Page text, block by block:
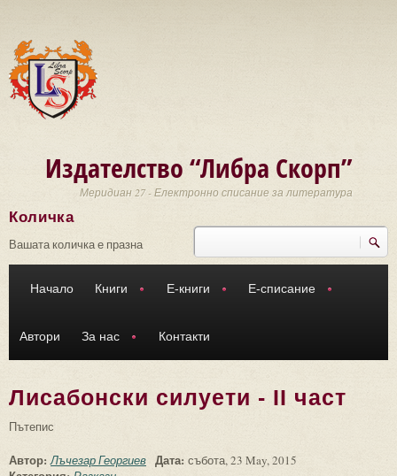
Издателство “Либра Скорп”
Меридиан 27 - Електронно списание за литература
Търси
Количка
Вашата количка е празна
Начало Книги Е-книги Е-списание
Автори За нас Контакти
Лисабонски силуети - ІІ част
Пътепис
Автор:Лъчезар Георгиев Дата: събота, 23 May, 2015